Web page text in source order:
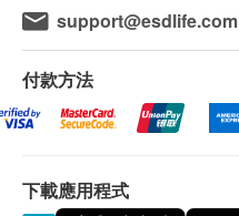
support@esdlife.com
付款方法
下載應用程式